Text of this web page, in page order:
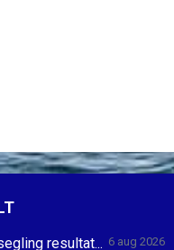
resultat... 6 aug 2026